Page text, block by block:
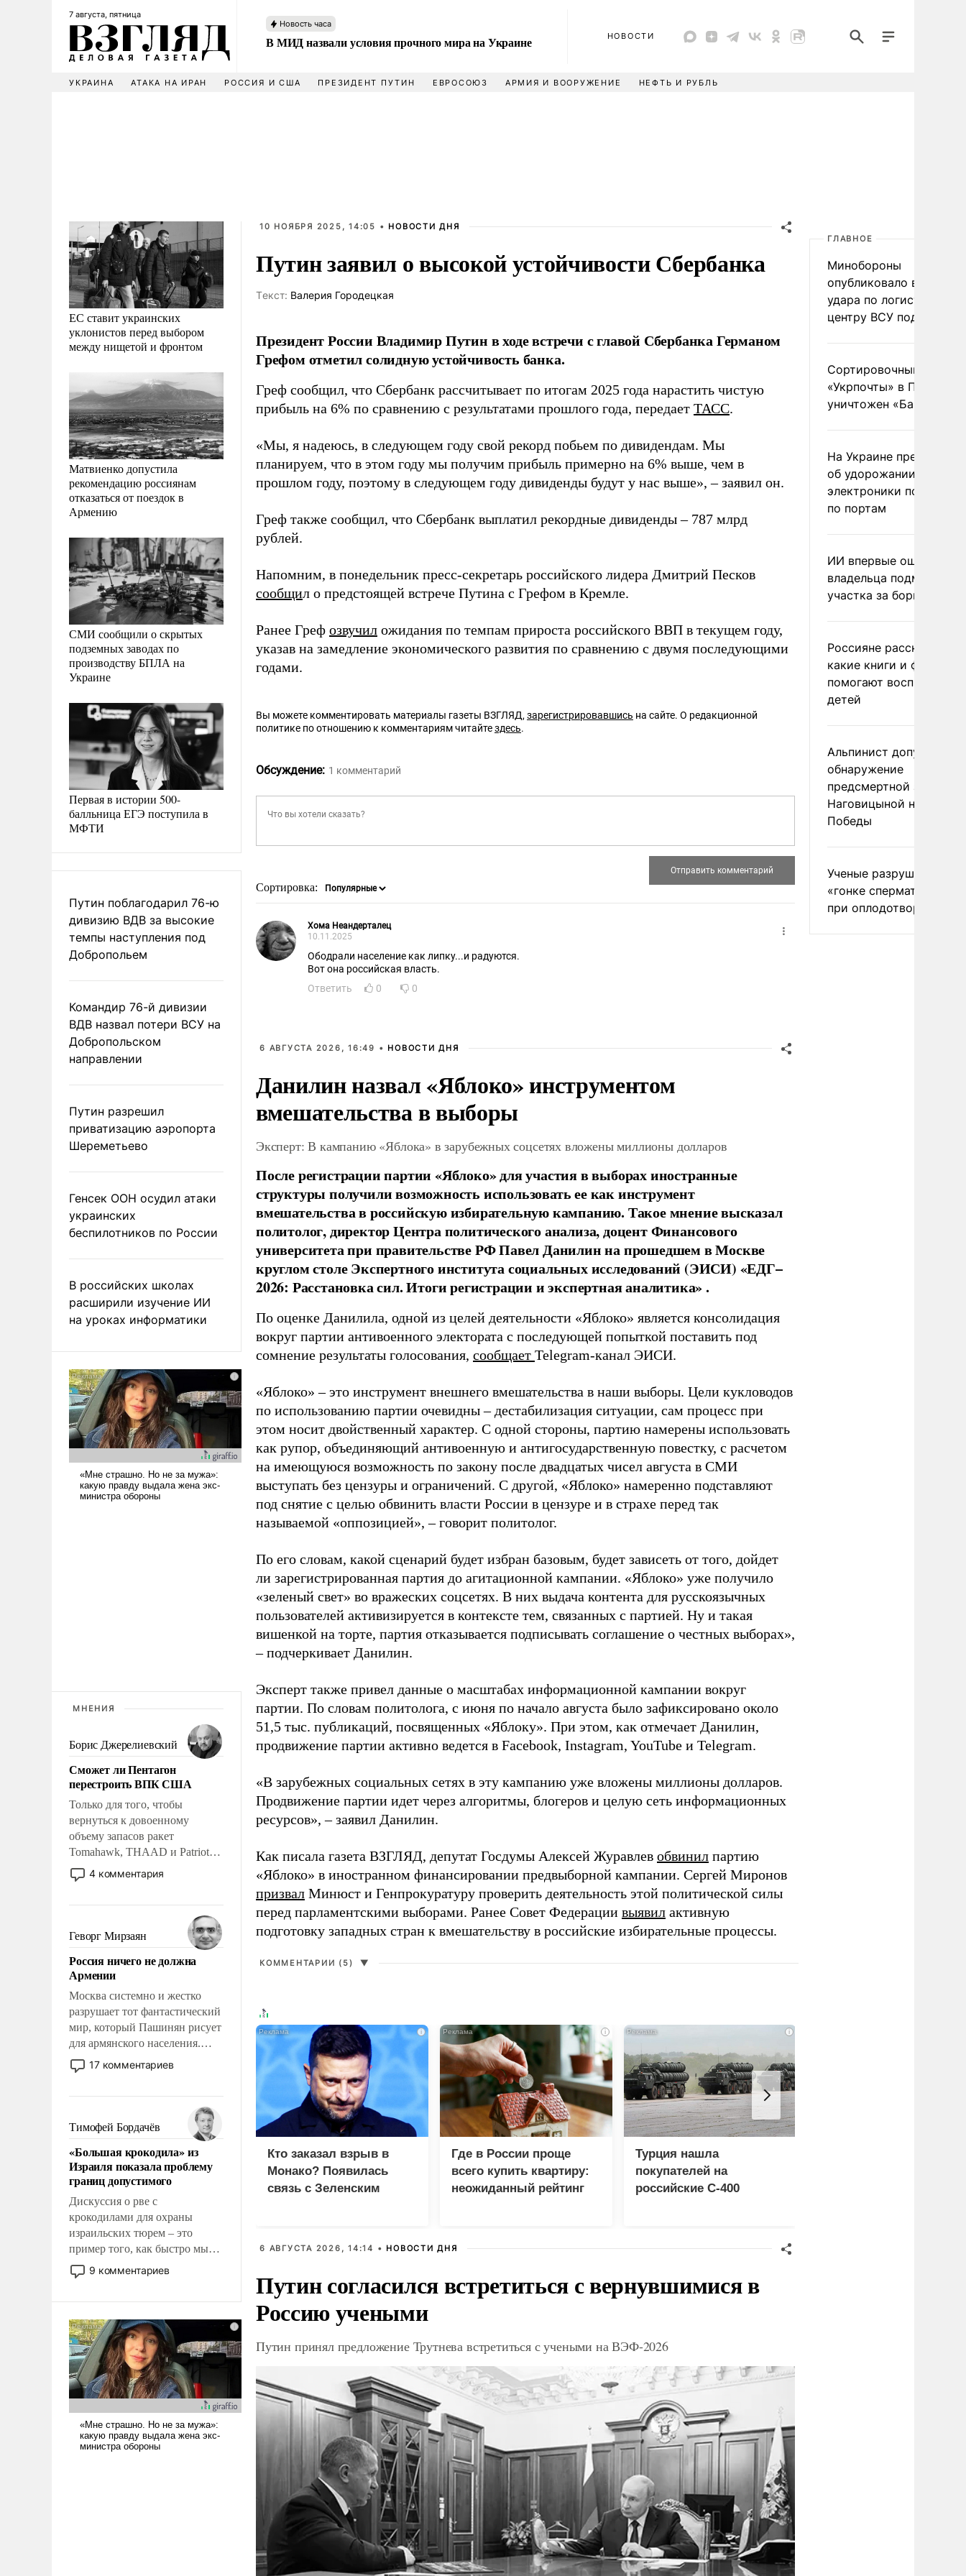
7 августа, пятница
Новость часа
В МИД назвали условия прочного мира на Украине НОВОСТИ
УКРАИНА АТАКА НА ИРАН РОССИЯ И США ПРЕЗИДЕНТ ПУТИН ЕВРОСОЮЗ АРМИЯ И ВООРУЖЕНИЕ НЕФТЬ И РУБЛЬ
ЕС ставит украинских
уклонистов перед выбором
между нищетой и фронтом
Матвиенко допустила
рекомендацию россиянам
отказаться от поездок в
Армению
СМИ сообщили о скрытых
подземных заводах по
производству БПЛА на
Украине
Первая в истории 500-
балльница ЕГЭ поступила в
МФТИ
Путин поблагодарил 76-ю
дивизию ВДВ за высокие
темпы наступления под
Добропольем
Командир 76-й дивизии
ВДВ назвал потери ВСУ на
Добропольском
направлении
Путин разрешил
приватизацию аэропорта
Шереметьево
Генсек ООН осудил атаки
украинских
беспилотников по России
В российских школах
расширили изучение ИИ
на уроках информатики
МНЕНИЯ
Борис Джерелиевский
Сможет ли Пентагон
перестроить ВПК США
Только для того, чтобы
вернуться к довоенному
объему запасов ракет
Tomahawk, THAAD и Patriot
США потребуется более трех
лет. Даже небольшая война с
Сложившаяся ситуация
означает многолетний период
уязвимости США, например,
перед Китаем.
4 комментария
Геворг Мирзаян
Россия ничего не должна
Армении
Москва системно и жестко
разрушает тот фантастический
мир, который Пашинян рисует
для армянского населения.
Мир, где политические
прожекты будут безусловно
налогоплательщиков и где
Еревану за свои поступки не
нужно отвечать.
17 комментариев
Тимофей Бордачёв
«Большая крокодила» из
Израиля показала проблему
границ допустимого
Дискуссия о рве с
крокодилами для охраны
израильских тюрем – это
пример того, как быстро мы
двигаемся по пути
революционных изменений.
псевдонаучной фантастики,
стало всерьез обсуждаемой
идеей.
9 комментариев
10 НОЯБРЯ 2025, 14:05 • НОВОСТИ ДНЯ
Путин заявил о высокой устойчивости Сбербанка
Tекст: Валерия Городецкая
Президент России Владимир Путин в ходе встречи с главой Сбербанка Германом
Грефом отметил солидную устойчивость банка.
Греф сообщил, что Сбербанк рассчитывает по итогам 2025 года нарастить чистую
прибыль на 6% по сравнению с результатами прошлого года, передает ТАСС.
«Мы, я надеюсь, в следующем году свой рекорд побьем по дивидендам. Мы
планируем, что в этом году мы получим прибыль примерно на 6% выше, чем в
прошлом году, поэтому в следующем году дивиденды будут у нас выше», – заявил он.
Греф также сообщил, что Сбербанк выплатил рекордные дивиденды – 787 млрд
рублей.
Напомним, в понедельник пресс-секретарь российского лидера Дмитрий Песков
сообщил о предстоящей встрече Путина с Грефом в Кремле.
Ранее Греф озвучил ожидания по темпам прироста российского ВВП в текущем году,
указав на замедление экономического развития по сравнению с двумя последующими
годами.
Вы можете комментировать материалы газеты ВЗГЛЯД, зарегистрировавшись на сайте. О редакционной
политике по отношению к комментариям читайтездесь.
Обсуждение: 1 комментарий
Сортировка:
Хома Неандерталец
10.11.2025
Ободрали население как липку...и радуются.
Вот она российская власть.
Ответить
0 0
6 АВГУСТА 2026, 16:49 • НОВОСТИ ДНЯ
Данилин назвал «Яблоко» инструментом
вмешательства в выборы
Эксперт: В кампанию «Яблока» в зарубежных соцсетях вложены миллионы долларов
После регистрации партии «Яблоко» для участия в выборах иностранные
структуры получили возможность использовать ее как инструмент
вмешательства в российскую избирательную кампанию. Такое мнение высказал
политолог, директор Центра политического анализа, доцент Финансового
университета при правительстве РФ Павел Данилин на прошедшем в Москве
круглом столе Экспертного института социальных исследований (ЭИСИ) «ЕДГ–
2026: Расстановка сил. Итоги регистрации и экспертная аналитика» .
По оценке Данилила, одной из целей деятельности «Яблоко» является консолидация
вокруг партии антивоенного электората с последующей попыткой поставить под
сомнение результаты голосования, сообщает Telegram-канал ЭИСИ.
«Яблоко» – это инструмент внешнего вмешательства в наши выборы. Цели кукловодов
по использованию партии очевидны – дестабилизация ситуации, сам процесс при
этом носит двойственный характер. С одной стороны, партию намерены использовать
как рупор, объединяющий антивоенную и антигосударственную повестку, с расчетом
на имеющуюся возможность по закону после двадцатых чисел августа в СМИ
выступать без цензуры и ограничений. С другой, «Яблоко» намеренно подставляют
под снятие с целью обвинить власти России в цензуре и в страхе перед так
называемой «оппозицией», – говорит политолог.
По его словам, какой сценарий будет избран базовым, будет зависеть от того, дойдет
ли зарегистрированная партия до агитационной кампании. «Яблоко» уже получило
«зеленый свет» во вражеских соцсетях. В них выдача контента для русскоязычных
пользователей активизируется в контексте тем, связанных с партией. Ну и такая
вишенкой на торте, партия отказывается подписывать соглашение о честных выборах»,
– подчеркивает Данилин.
Эксперт также привел данные о масштабах информационной кампании вокруг
партии. По словам политолога, с июня по начало августа было зафиксировано около
51,5 тыс. публикаций, посвященных «Яблоку». При этом, как отмечает Данилин,
продвижение партии активно ведется в Facebook, Instagram, YouTube и Telegram.
«В зарубежных социальных сетях в эту кампанию уже вложены миллионы долларов.
Продвижение партии идет через алгоритмы, блогеров и целую сеть информационных
ресурсов», – заявил Данилин.
Как писала газета ВЗГЛЯД, депутат Госдумы Алексей Журавлев обвинил партию
«Яблоко» в иностранном финансировании предвыборной кампании. Сергей Миронов
призвал Минюст и Генпрокуратуру проверить деятельность этой политической силы
перед парламентскими выборами. Ранее Совет Федерации выявил активную
подготовку западных стран к вмешательству в российские избирательные процессы.
КОММЕНТАРИИ (5) ▼
i
Кто заказал взрыв в
Монако? Появилась
связь с Зеленским
i
Где в России проще
всего купить квартиру:
неожиданный рейтинг
i
Турция нашла
покупателей на
российские C-400
6 АВГУСТА 2026, 14:14 • НОВОСТИ ДНЯ
Путин согласился встретиться с вернувшимися в
Россию учеными
Путин принял предложение Трутнева встретиться с учеными на ВЭФ-2026
ГЛАВНОЕ
Минобороны
опубликовало видео
удара по
центру ВСУ под Киевом
Сортировочный пункт
«Укрпочты» в
уничтожен
На Украине
об удорожании
электроники после
по портам
ИИ впервые
владельца
участка за борщевик
Россияне рассказали,
какие книги и фильмы
помогают воспитывать
детей
Альпинист допустил
обнаружение
предсмертной записки
Наговицыной на пике
Победы
Ученые разрушили миф
«гонке
при оплодотворении